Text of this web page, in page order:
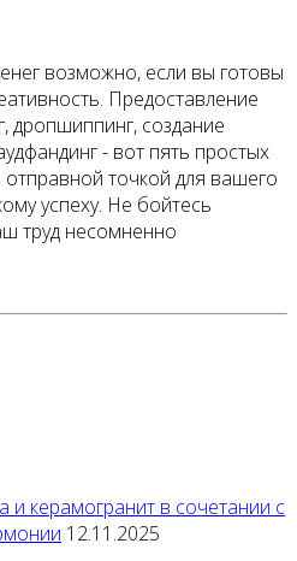
возможно, если вы готовы
Предоставление
дропшиппинг, создание
- вот пять простых
отправной точкой для вашего
успеху. Не бойтесь
труд несомненно
и керамогранит в сочетании с
12.11.2025